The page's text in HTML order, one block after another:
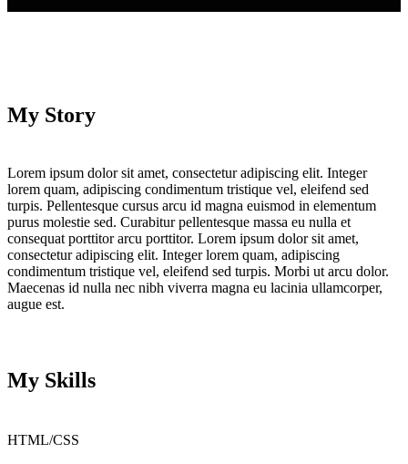
My Story
Lorem ipsum dolor sit amet, consectetur adipiscing elit. Integer
lorem quam, adipiscing condimentum tristique vel, eleifend sed
turpis. Pellentesque cursus arcu id magna euismod in elementum
purus molestie sed. Curabitur pellentesque massa eu nulla et
consequat porttitor arcu porttitor. Lorem ipsum dolor sit amet,
consectetur adipiscing elit. Integer lorem quam, adipiscing
condimentum tristique vel, eleifend sed turpis. Morbi ut arcu dolor.
Maecenas id nulla nec nibh viverra magna eu lacinia ullamcorper,
augue est.
My Skills
HTML/CSS